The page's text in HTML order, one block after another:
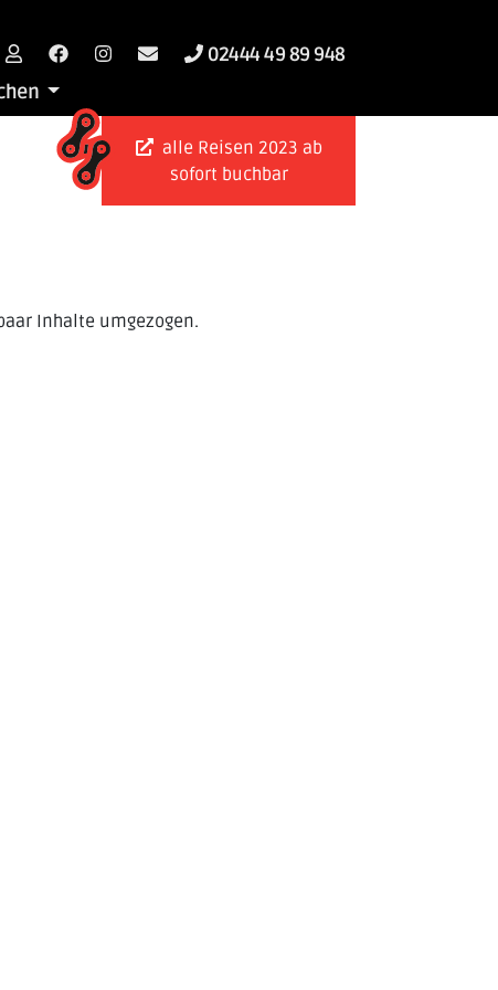
02444 49 89 948
alle Reisen 2023 ab
sofort buchbar
Inhalte umgezogen.